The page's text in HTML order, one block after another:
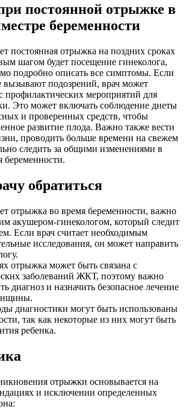
постоянной отрыжке в
беременности
постоянная отрыжка на поздних сроках
шагом будет посещение гинеколога,
подробно описать все симптомы. Если
подозрений, врач может
профилактических мероприятий для
Это может включать соблюдение диеты
и проверенных средств, чтобы
развитие плода. Важно также вести
проводить больше времени на свежем
следить за общими изменениями в
беременности.
обратиться
отрыжка во время беременности, важно
акушером-гинекологом, который следит
Если врач считает необходимым
исследования, он может направить
отрыжка может быть связана с
заболеваний ЖКТ, поэтому важно
диагноз и назначить безопасное лечение
диагностики могут быть использованы
так как некоторые из них могут быть
ребенка.
отрыжки основывается на
и исключении определенных